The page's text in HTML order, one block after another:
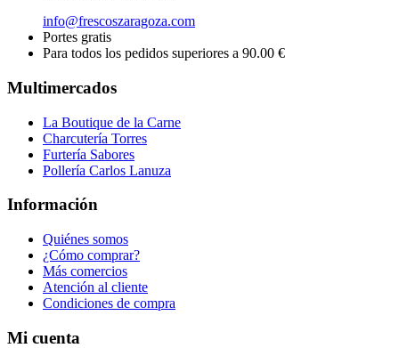
info@frescoszaragoza.com
Portes gratis
Para todos los pedidos superiores a 90.00 €
Multimercados
La Boutique de la Carne
Charcutería Torres
Furtería Sabores
Pollería Carlos Lanuza
Información
Quiénes somos
¿Cómo comprar?
Más comercios
Atención al cliente
Condiciones de compra
Mi cuenta